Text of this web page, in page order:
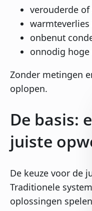
verouderde
onbenut
onnodig
Zonder metingen
oplopen.
De basis:
juiste
De keuze voor de
Traditionele
oplossingen